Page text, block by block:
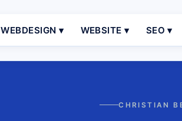
WEBDESIGN ▾ WEBSITE ▾ SEO ▾
CHRISTIAN